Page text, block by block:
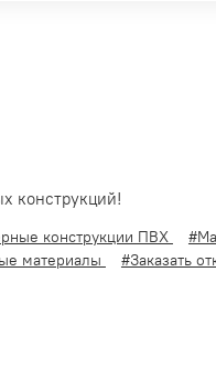
конструкций!
конструкции ПВХ
материалы
#Заказать